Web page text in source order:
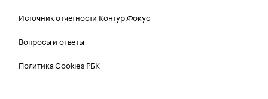
Источник отчетности Контур.Фокус
Вопросы и ответы
Политика Cookies РБК